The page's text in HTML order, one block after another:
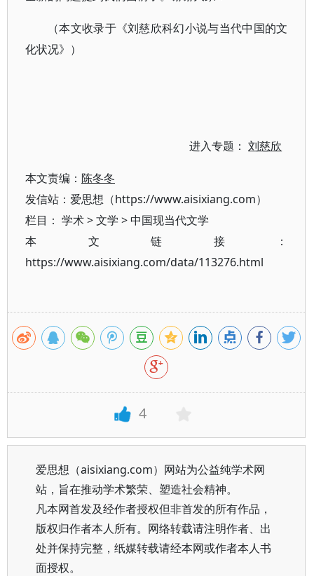
（本文收录于《刘慈欣科幻小说与当代中国的文
化状况》）
进入专题：刘慈欣
本文责编： 陈冬冬
发信站：爱思想（https://www.aisixiang.com）
栏目： 学术>文学 >中国现当代文学
本文链接：
https://www.aisixiang.com/data/113276.html
4
爱思想（aisixiang.com）网站为公益纯学术网
站，旨在推动学术繁荣、塑造社会精神。
凡本网首发及经作者授权但非首发的所有作品，
版权归作者本人所有。网络转载请注明作者、出
处并保持完整，纸媒转载请经本网或作者本人书
面授权。